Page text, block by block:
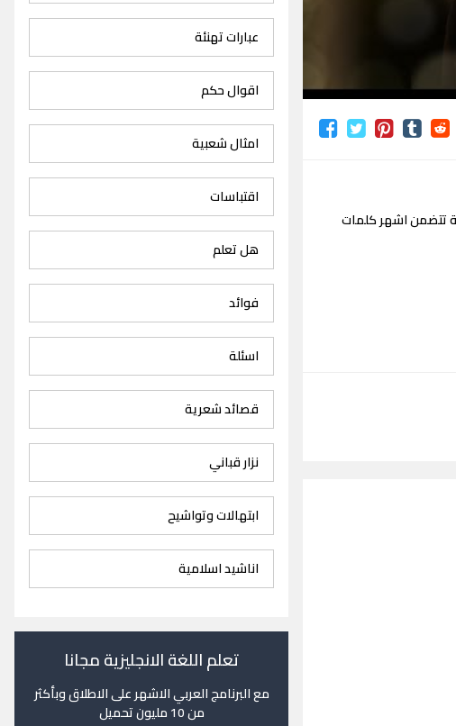
تتضمن اشهر كلمات
عبارات تهنئة
اقوال حكم
امثال شعبية
اقتباسات
هل تعلم
فوائد
اسئلة
قصائد شعرية
نزار قباني
ابتهالات وتواشيح
اناشيد اسلامية
تعلم اللغة الانجليزية مجانا
مع البرنامج العربي الاشهر على الاطلاق وبأكثر
من 10 مليون تحميل